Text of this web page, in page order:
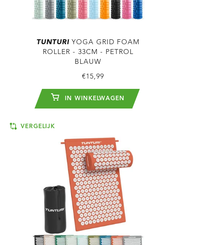
TUNTURI YOGA GRID FOAM
ROLLER - 33CM - PETROL
BLAUW
€15,99
IN WINKELWAGEN
VERGELIJK